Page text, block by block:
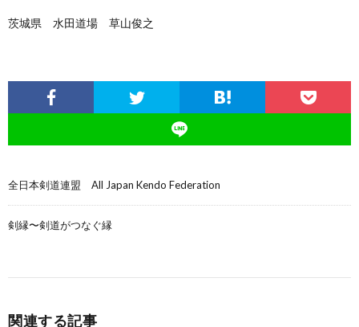
茨城県 水田道場 草山俊之
全日本剣道連盟 All Japan Kendo Federation
剣縁〜剣道がつなぐ縁
関連する記事